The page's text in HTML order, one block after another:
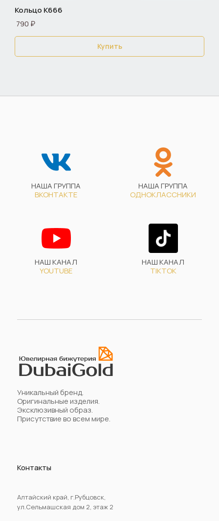
Кольцо К666
790 ₽
Купить
НАША ГРУППА
ВКОНТАКТЕ
НАША ГРУППА
ОДНОКЛАССНИКИ
НАШ КАНАЛ
YOUTUBE
НАШ КАНАЛ
TIKTOK
Уникальный бренд.
Оригинальные изделия.
Эксклюзивный образ.
Присутствие во всем мире.
Контакты
Алтайский край, г.Рубцовск,
ул.Сельмашская дом 2, этаж 2